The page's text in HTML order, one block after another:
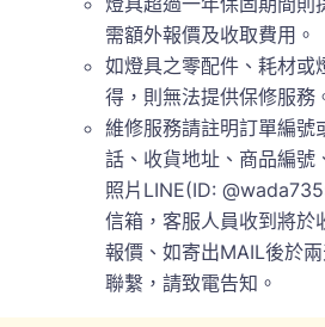
需額外報價及收取費用。
如燈具之零配件、耗材或
得，則無法提供保修服務
維修服務請註明訂單編號
話、收貨地址、商品編號
照片LINE(ID:
信箱，客服人員收到將於
報價、如寄出MAIL後於
聯繫，請致電告知。